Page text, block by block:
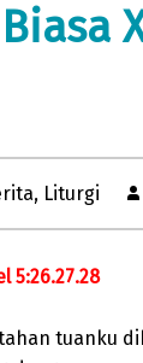
, Liturgi
5:26.27.28
tuanku